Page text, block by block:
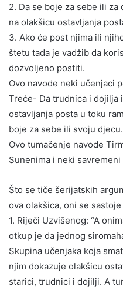
2. Da se boje za sebe ili
na olakšicu ostavljanja
3. Ako će post njima ili
štetu tada je vadžib da
dozvoljeno postiti.
Ovo navode neki učenjaci
Treće- Da trudnica i dojilja
ostavljanja posta u toku
boje za sebe ili svoju djecu.
Ovo tumačenje navode
Sunenima i neki savremeni
Što se tiče šerijatskih
ova olakšica, oni se
1. Riječi Uzvišenog: “A
otkup je da jednog
Skupina učenjaka koja
njim dokazuje olakšicu
starici, trudnici i dojilji. A